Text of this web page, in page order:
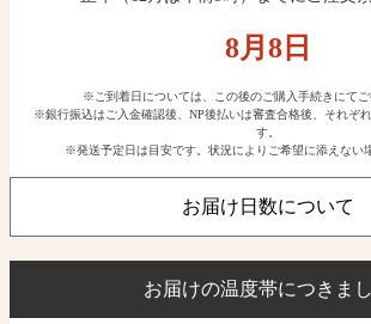
8月 8 日
※ご到着日については、この後のご購入手続きにてご
※銀行振込はご入金確認後、NP後払いは審査合格後、それぞ
す。
※発送予定日は目安です。状況によりご希望に添えない
お届け日数について
お届けの温度帯につきま